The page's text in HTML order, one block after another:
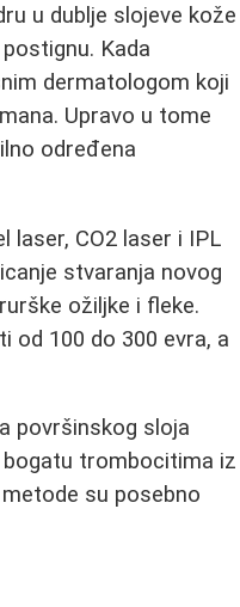
u dublje slojeve kože
Kada
dermatologom koji
Upravo u tome
određena
laser, CO2 laser i IPL
stvaranja novog
ožiljke i fleke.
od 100 do 300 evra, a
površinskog sloja
trombocitima iz
su posebno